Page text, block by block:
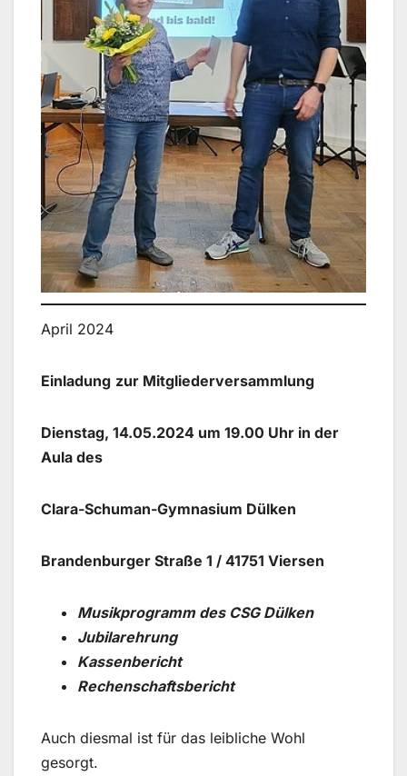
April 2024
Einladung zur Mitgliederversammlung
Dienstag, 14.05.2024 um 19.00 Uhr in der
Aula des
Clara-Schuman-Gymnasium Dülken
Brandenburger Straße 1 / 41751 Viersen
Musikprogramm des CSG Dülken
Jubilarehrung
Kassenbericht
Rechenschaftsbericht
Auch diesmal ist für das leibliche Wohl
gesorgt.